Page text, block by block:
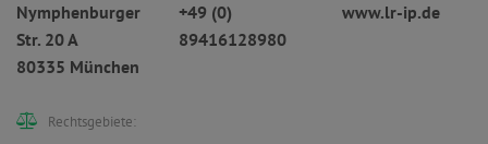
Nymphenburger
Str. 20 A
80335 München
+49 (0)
89416128980
www.lr-ip.de
Rechtsgebiete: